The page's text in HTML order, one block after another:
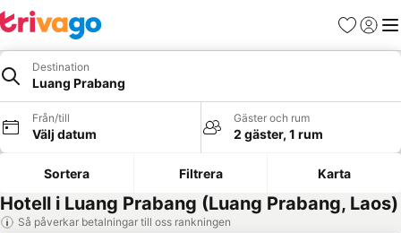
Favoriter
Logga
Destination
Luang Prabang
Från/till
Välj datum
Gäster och rum
2 gäster, 1 rum
Sortera Filtrera Karta
Hotell i Luang Prabang (Luang Prabang, Laos)
Så påverkar betalningar till oss rankningen